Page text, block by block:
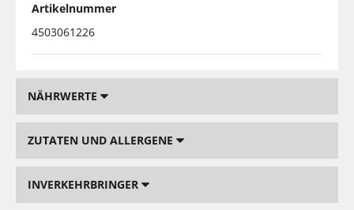
Artikelnummer
4503061226
NÄHRWERTE
ZUTATEN UND ALLERGENE
INVERKEHRBRINGER